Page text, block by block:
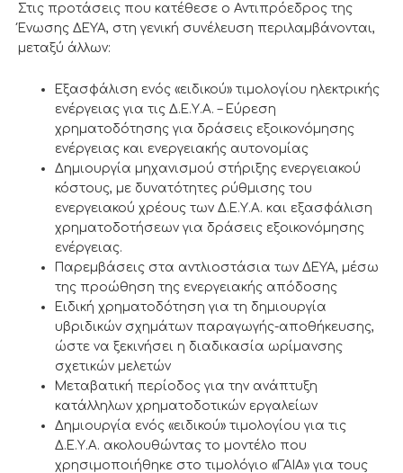
Στις προτάσεις που κατέθεσε ο Αντιπρόεδρος της
Ένωσης ΔΕΥΑ, στη γενική συνέλευση περιλαμβάνονται,
μεταξύ άλλων:
Εξασφάλιση ενός «ειδικού» τιμολογίου ηλεκτρικής
ενέργειας για τις Δ.Ε.Υ.Α. – Εύρεση
χρηματοδότησης για δράσεις εξοικονόμησης
ενέργειας και ενεργειακής αυτονομίας
Δημιουργία μηχανισμού στήριξης ενεργειακού
κόστους, με δυνατότητες ρύθμισης του
ενεργειακού χρέους των Δ.Ε.Υ.Α. και εξασφάλιση
χρηματοδοτήσεων για δράσεις εξοικονόμησης
ενέργειας.
Παρεμβάσεις στα αντλιοστάσια των ΔΕΥΑ, μέσω
της προώθηση της ενεργειακής απόδοσης
Ειδική χρηματοδότηση για τη δημιουργία
υβριδικών σχημάτων παραγωγής-αποθήκευσης,
ώστε να ξεκινήσει η διαδικασία ωρίμανσης
σχετικών μελετών
Μεταβατική περίοδος για την ανάπτυξη
κατάλληλων χρηματοδοτικών εργαλείων
Δημιουργία ενός «ειδικού» τιμολογίου για τις
Δ.Ε.Υ.Α. ακολουθώντας το μοντέλο που
χρησιμοποιήθηκε στο τιμολόγιο «ΓΑΙΑ» για τους